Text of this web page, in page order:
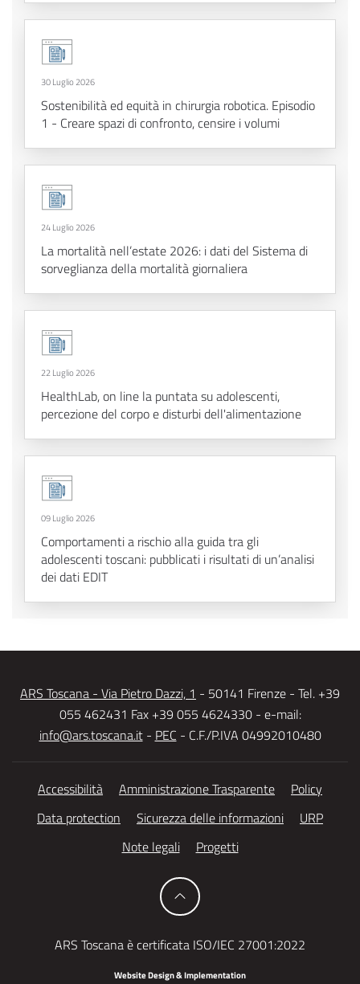
30 Luglio 2026
Sostenibilità ed equità in chirurgia robotica. Episodio
1 - Creare spazi di confronto, censire i volumi
24 Luglio 2026
La mortalità nell’estate 2026: i dati del Sistema di
sorveglianza della mortalità giornaliera
22 Luglio 2026
HealthLab, on line la puntata su adolescenti,
percezione del corpo e disturbi dell'alimentazione
09 Luglio 2026
Comportamenti a rischio alla guida tra gli
adolescenti toscani: pubblicati i risultati di un’analisi
dei dati EDIT
ARS Toscana - Via Pietro Dazzi, 1 - 50141 Firenze - Tel. +39
055 462431 Fax +39 055 4624330 - e-mail:
info@ars.toscana.it- PEC - C.F./P.IVA 04992010480
Accessibilità Amministrazione Trasparente
Policy
Data protection
Sicurezza delle informazioni
URP
Note legali
Progetti
ARS Toscana è certificata ISO/IEC 27001:2022
Website Design & Implementation